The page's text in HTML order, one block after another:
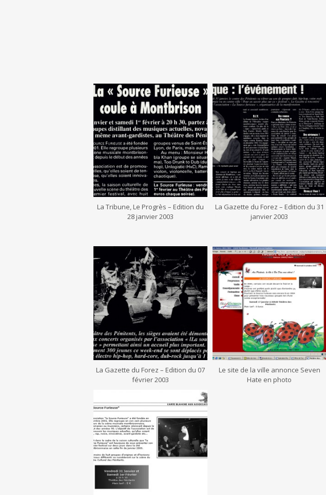
La Tribune, Le Progrès – Edition du
28 janvier 2003
La Gazette du Forez – Edition du 31
janvier 2003
La Gazette du Forez – Edition du 07
février 2003
Le site de la ville annonce Seven
Hate en photo